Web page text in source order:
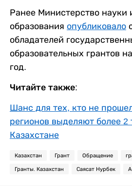
Ранее Министерство науки
образования опубликовало
обладателей
образовательных грантов
год.
Читайте также:
Шанс для тех, кто не
регионов выделяют более 2
Казахстане
Казахстан Грант Обращение
Гранты. Казахстан Саясат Нурбек